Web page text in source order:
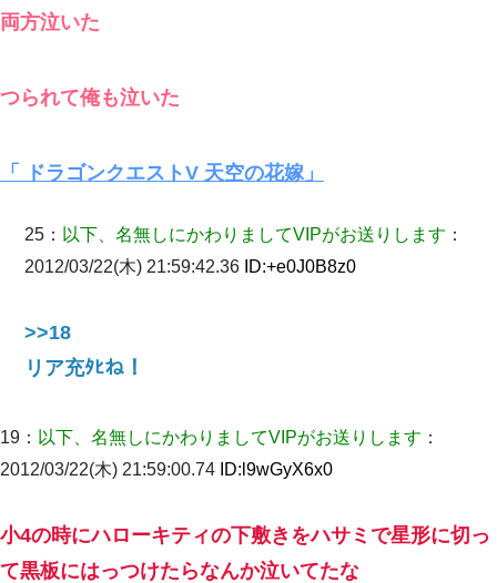
両方泣いた
つられて俺も泣いた
「 ドラゴンクエストV 天空の花嫁」
25： 以下、名無しにかわりましてVIPがお送りします ：
2012/03/22(木) 21:59:42.36 ID:+e0J0B8z0
>>18
リア充ﾀﾋね！
19： 以下、名無しにかわりましてVIPがお送りします ：
2012/03/22(木) 21:59:00.74 ID: l9wGyX6x0
小4の時にハローキティの下敷きをハサミで星形に切っ
て黒板にはっつけたらなんか泣いてたな